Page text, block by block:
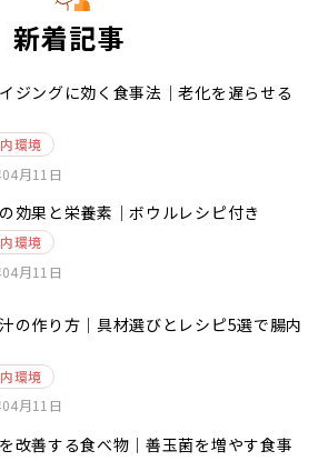
新着記事
ジングに効く食事法｜老化を遅らせる
環境
月11日
効果と栄養素｜ボウルレシピ付き
環境
月11日
の作り方｜具材選びとレシピ5選で腸内
環境
月11日
改善する食べ物｜善玉菌を増やす食事